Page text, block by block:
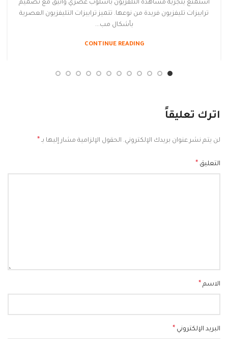
استمتع بتجربة مشاهدة التلفزيون بأسلوب عصري وأنيق مع تصميم
ترابيزات تليفزيون فريدة من نوعها. تتميز ترابيزات التليفزيون العصرية
بأشكال مب...
CONTINUE READING
اترك تعليقاً
لن يتم نشر عنوان بريدك الإلكتروني. الحقول الإلزامية مشار إليها بـ *
التعليق *
الاسم *
البريد الإلكتروني *